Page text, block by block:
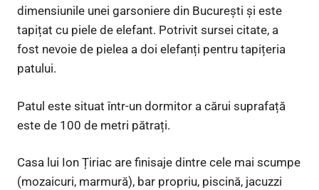
dimensiunile unei garsoniere din București și este
tapițat cu piele de elefant. Potrivit sursei citate, a
fost nevoie de pielea a doi elefanți pentru tapițeria
patului.
Patul este situat într-un dormitor a cărui suprafață
este de 100 de metri pătrați.
Casa lui Ion Țiriac are finisaje dintre cele mai scumpe
(mozaicuri, marmură), bar propriu, piscină, jacuzzi